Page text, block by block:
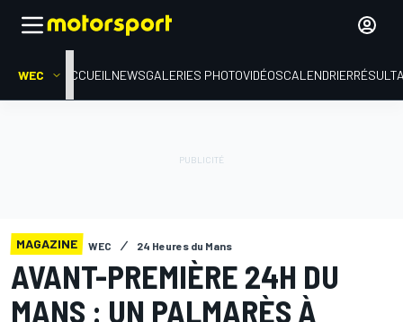
WEC ACCUEIL NEWSGALERIES PHOTOVIDÉOSCALENDRIER
MAGAZINE WEC 24 Heures du Mans
AVANT-PREMIÈRE 24H DU
MANS : UN PALMARÈS À